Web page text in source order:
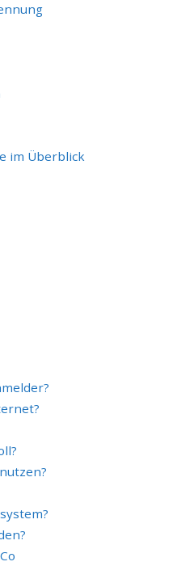
im Überblick